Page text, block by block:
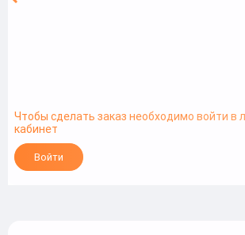
Чтобы сделать заказ необходимо войти в
кабинет
Войти